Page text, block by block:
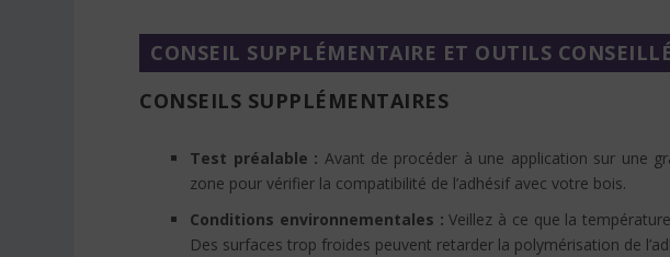
CONSEIL SUPPLÉMENTAIRE ET OUTILS
CONSEILS SUPPLÉMENTAIRES
Test préalable : Avant de procéder à une application sur une
zone pour vérifier la compatibilité de l’adhésif avec votre bois.
Conditions environnementales : Veillez à ce que la
Des surfaces trop froides peuvent retarder la polymérisation de